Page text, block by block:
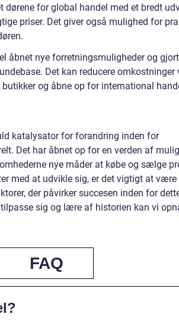
dørene for global handel med et bredt
priser. Det giver også mulighed for
åbnet nye forretningsmuligheder og
Det kan reducere omkostninger
og åbne op for international
katalysator for forandring inden for
Det har åbnet op for en verden af
nye måder at købe og sælge
med at udvikle sig, er det vigtigt at være
der påvirker succesen inden for
sig og lære af historien kan vi
FAQ